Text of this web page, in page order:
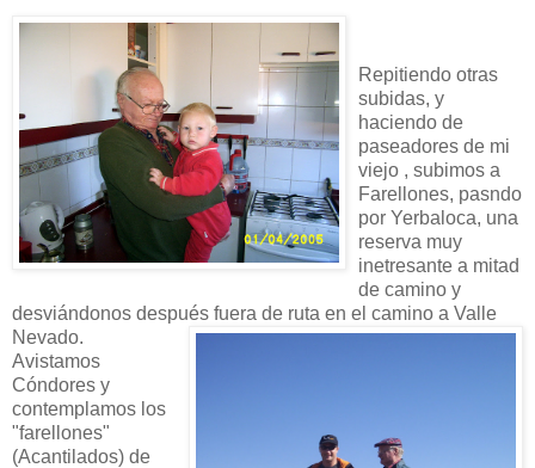
Repitiendo otras
subidas, y
haciendo de
paseadores de mi
viejo , subimos a
Farellones, pasndo
por Yerbaloca, una
reserva muy
inetresante a mitad
de camino y
desviándonos después fuera de ruta en el camino a Valle
Nevado.
Avistamos
Cóndores y
contemplamos los
"farellones"
(Acantilados) de